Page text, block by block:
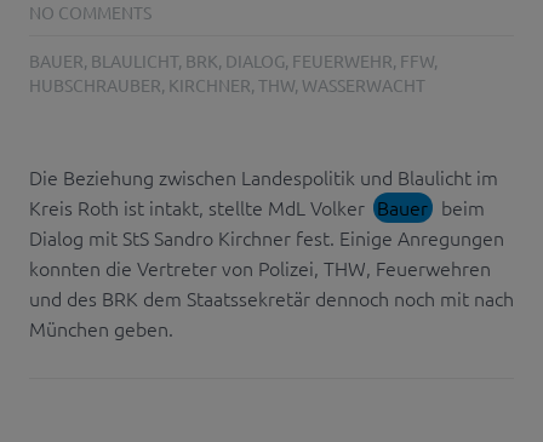
NO COMMENTS
BAUER, BLAULICHT, BRK, DIALOG, FEUERWEHR, FFW,
HUBSCHRAUBER, KIRCHNER, THW, WASSERWACHT
Die Beziehung zwischen Landespolitik und Blaulicht im
Kreis Roth ist intakt, stellte MdL Volker Bauer beim
Dialog mit StS Sandro Kirchner fest. Einige Anregungen
konnten die Vertreter von Polizei, THW, Feuerwehren
und des BRK dem Staatssekretär dennoch noch mit nach
München geben.